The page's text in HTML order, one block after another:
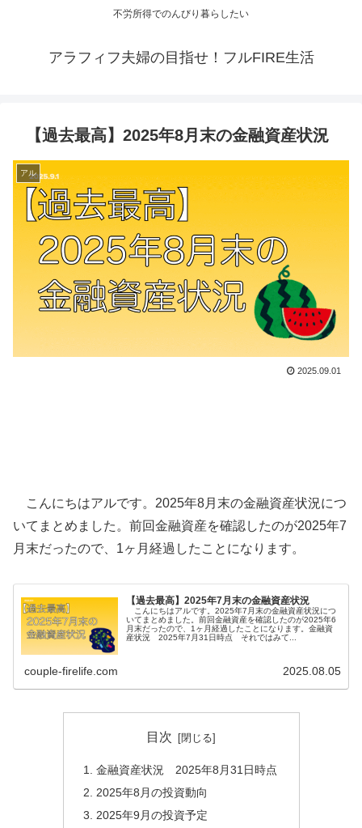
不労所得でのんびり暮らしたい
アラフィフ夫婦の目指せ！フルFIRE生活
【過去最高】2025年8月末の金融資産状況
アル
2025.09.01
こんにちはアルです。2025年8月末の金融資産状況につ
いてまとめました。前回金融資産を確認したのが2025年7
月末だったので、1ヶ月経過したことになります。
【過去最高】2025年7月末の金融資産状況
こんにちはアルです。2025年7月末の金融資産状況につ
いてまとめました。前回金融資産を確認したのが2025年6
月末だったので、1ヶ月経過したことになります。金融資
産状況 2025年7月31日時点 それではみて...
couple-firelife.com 2025.08.05
目次
金融資産状況 2025年8月31日時点
2025年8月の投資動向
2025年9月の投資予定